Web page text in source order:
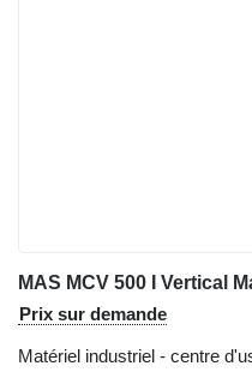
MAS MCV 500 I Vertical
Prix sur demande
Matériel industriel - centre